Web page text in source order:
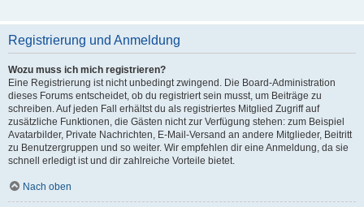
Registrierung und Anmeldung
Wozu muss ich mich registrieren?
Eine Registrierung ist nicht unbedingt zwingend. Die Board-Administration
dieses Forums entscheidet, ob du registriert sein musst, um Beiträge zu
schreiben. Auf jeden Fall erhältst du als registriertes Mitglied Zugriff auf
zusätzliche Funktionen, die Gästen nicht zur Verfügung stehen: zum Beispiel
Avatarbilder, Private Nachrichten, E-Mail-Versand an andere Mitglieder, Beitritt
zu Benutzergruppen und so weiter. Wir empfehlen dir eine Anmeldung, da sie
schnell erledigt ist und dir zahlreiche Vorteile bietet.
Nach oben